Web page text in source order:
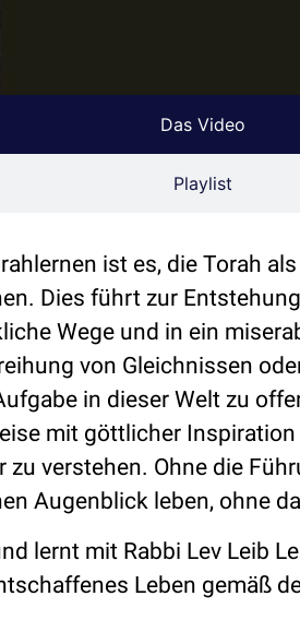
Das Video
Playlist
ist es, die Torah
Dies führt zur
Wege und in ein
von Gleichnissen
in dieser Welt zu
mit göttlicher
verstehen. Ohne die
Augenblick leben, ohne
lernt mit Rabbi Lev Leib
Leben gemäß